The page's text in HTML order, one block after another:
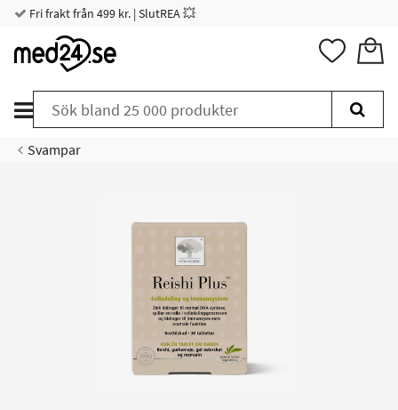
Fri frakt från 499 kr. | SlutREA 💥
Svampar